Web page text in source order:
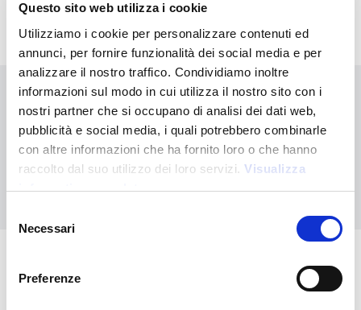
Questo sito web utilizza i cookie
Utilizziamo i cookie per personalizzare contenuti ed
annunci, per fornire funzionalità dei social media e per
analizzare il nostro traffico. Condividiamo inoltre
informazioni sul modo in cui utilizza il nostro sito con i
nostri partner che si occupano di analisi dei dati web,
pubblicità e social media, i quali potrebbero combinarle
con altre informazioni che ha fornito loro o che hanno
raccolto dal suo utilizzo dei loro servizi. Visualizza
informativa completa
delNecessari
Preferenze
Sie haben nicht gefunden, wonach Sie suchen?
Kontaktieren Sie uns, wenn Sie Hilfe benötigen, oder fordern Sie
Ihre kundenspezifische Bestellung an